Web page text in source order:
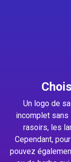
Un logo de
incomplet
rasoirs, les
Cependant,
pouvez